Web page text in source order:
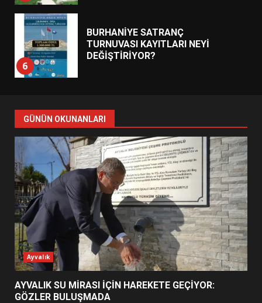
6
BURHANİYE SATRANÇ
TURNUVASI KAYITLARI NEYİ
DEĞİŞTİRİYOR?
7
YENİ YÖNETİM NASIL
ŞEKİLLENDİ?
1
AYVALIK SU MİRASI İÇİN
HAREKETE GEÇİYOR: GÖZLER
BULUŞMADA
2
ESA 2026’DA TÜRK BAHARATI
NEYİ TEMSİL ETTİ?
GÜNÜN OKUNANLARI
Ayvalık
AYVALIK SU MİRASI İÇİN HAREKETE GEÇİYOR:
GÖZLER BULUŞMADA